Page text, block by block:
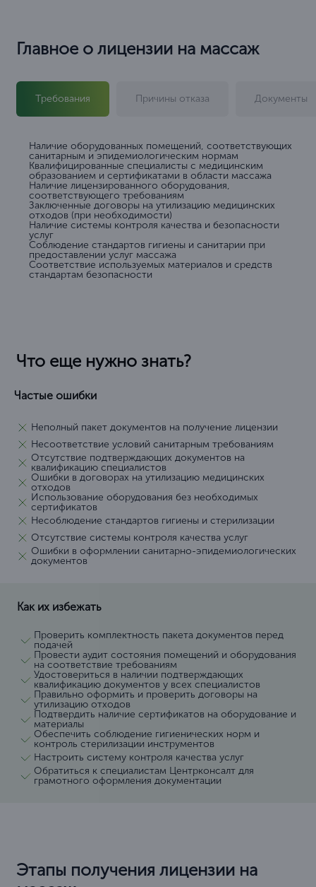
Главное о лицензии на массаж
Требования Причины отказа Документы
Наличие оборудованных помещений, соответствующих
санитарным и эпидемиологическим нормам
Квалифицированные специалисты с медицинским
образованием и сертификатами в области массажа
Наличие лицензированного оборудования,
соответствующего требованиям
Заключенные договоры на утилизацию медицинских
отходов (при необходимости)
Наличие системы контроля качества и безопасности
услуг
Соблюдение стандартов гигиены и санитарии при
предоставлении услуг массажа
Соответствие используемых материалов и средств
стандартам безопасности
Что еще нужно знать?
Частые ошибки
Неполный пакет документов на получение лицензии
Несоответствие условий санитарным требованиям
Отсутствие подтверждающих документов на
квалификацию специалистов
Ошибки в договорах на утилизацию медицинских
отходов
Использование оборудования без необходимых
сертификатов
Несоблюдение стандартов гигиены и стерилизации
Отсутствие системы контроля качества услуг
Ошибки в оформлении санитарно-эпидемиологических
документов
Как их избежать
Проверить комплектность пакета документов перед
подачей
Провести аудит состояния помещений и оборудования
на соответствие требованиям
Удостовериться в наличии подтверждающих
квалификацию документов у всех специалистов
Правильно оформить и проверить договоры на
утилизацию отходов
Подтвердить наличие сертификатов на оборудование и
материалы
Обеспечить соблюдение гигиенических норм и
контроль стерилизации инструментов
Настроить систему контроля качества услуг
Обратиться к специалистам Центрконсалт для
грамотного оформления документации
Этапы получения лицензии на